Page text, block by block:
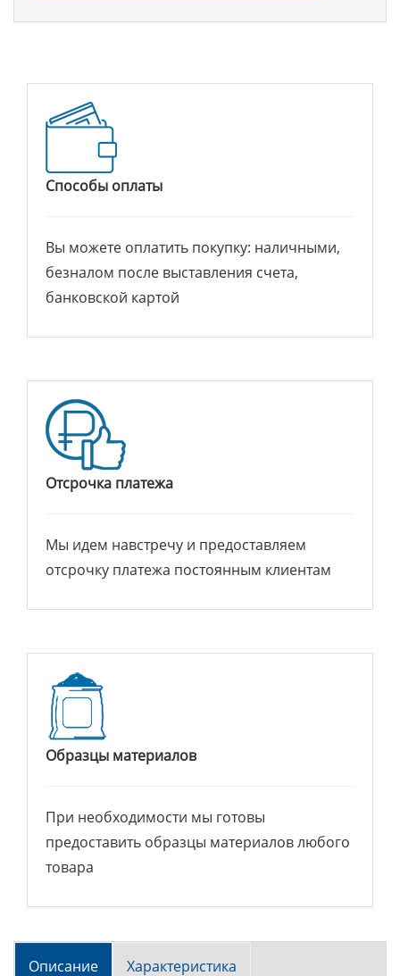
Способы оплаты
Вы можете оплатить покупку: наличными,
безналом после выставления счета,
банковской картой
Отсрочка платежа
Мы идем навстречу и предоставляем
отсрочку платежа постоянным клиентам
Образцы материалов
При необходимости мы готовы
предоставить образцы материалов любого
товара
Описание Характеристика